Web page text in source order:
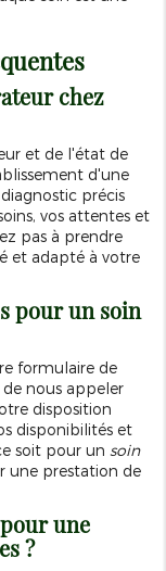
chez
et de l'état de
d'une
précis
vos attentes et
pas à prendre
et adapté à votre
pour un soin
formulaire de
nous appeler
disposition
disponibilités et
soit pour un soin
une prestation de
une
?